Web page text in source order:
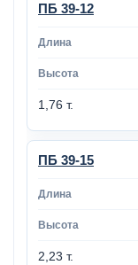
ПБ 39-12
1,76 т.
ПБ 39-15
2,23 т.